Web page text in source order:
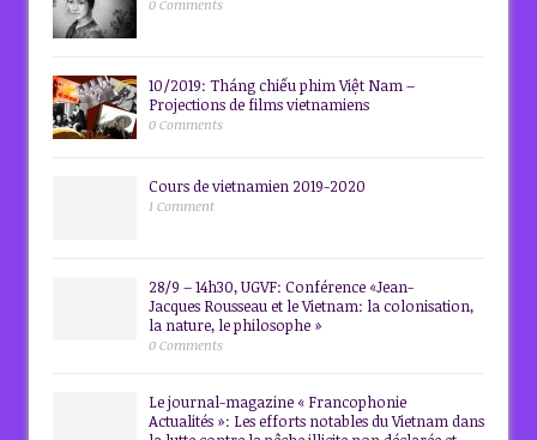
0 Comments
10/2019: Tháng chiếu phim Việt Nam –
Projections de films vietnamiens
0 Comments
Cours de vietnamien 2019-2020
1 Comment
28/9 – 14h30, UGVF: Conférence «Jean-
Jacques Rousseau et le Vietnam: la colonisation,
la nature, le philosophe »
0 Comments
Le journal-magazine « Francophonie
Actualités »: Les efforts notables du Vietnam dans